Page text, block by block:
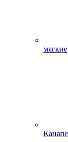
мягкие
Канапе